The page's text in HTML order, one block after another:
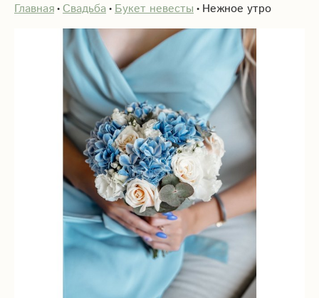
Главная Свадьба Букет невесты Нежное утро